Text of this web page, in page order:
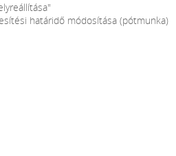
határidő módosítása (pótmunka)